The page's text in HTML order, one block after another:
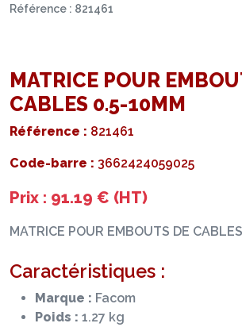
Référence : 821461
MATRICE POUR
CABLES 0.5-10MM
Référence : 821461
Code-barre : 3662424059025
Prix : 91.19 € (HT)
MATRICE POUR EMBOUTS DE
Caractéristiques :
Marque : Facom
Poids : 1.27 kg